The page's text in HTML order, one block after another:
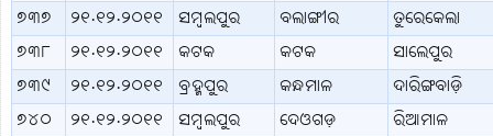
୭୩୭
୨୧.୧୨.୨୦୧୧ ସମ୍ବଲପୁର ବଲାଙ୍ଗୀର
ତୁରେକେଲା
୭୩୮
୨୧.୧୨.୨୦୧୧ କଟକ କଟକ
ସାଲେପୁର
୭୩୯
୨୧.୧୨.୨୦୧୧ ବ୍ରହ୍ମପୁର କନ୍ଧମାଳ
ଦାରିଙ୍ଗବାଡ଼ି
୭୪୦
୨୧.୧୨.୨୦୧୧ ସମ୍ବଲପୁର ଦେଓଗଡ଼
ରିଆମାଳ